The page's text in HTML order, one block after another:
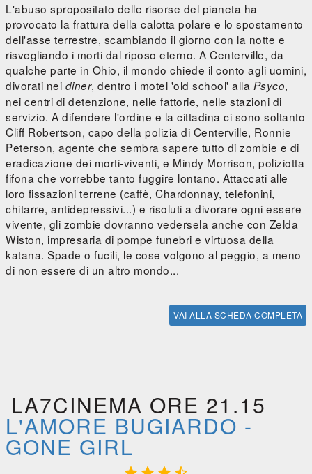
L'abuso spropositato delle risorse del pianeta ha
provocato la frattura della calotta polare e lo spostamento
dell'asse terrestre, scambiando il giorno con la notte e
risvegliando i morti dal riposo eterno. A Centerville, da
qualche parte in Ohio, il mondo chiede il conto agli uomini,
divorati nei diner, dentro i motel 'old school' alla Psyco,
nei centri di detenzione, nelle fattorie, nelle stazioni di
servizio. A difendere l'ordine e la cittadina ci sono soltanto
Cliff Robertson, capo della polizia di Centerville, Ronnie
Peterson, agente che sembra sapere tutto di zombie e di
eradicazione dei morti-viventi, e Mindy Morrison, poliziotta
fifona che vorrebbe tanto fuggire lontano. Attaccati alle
loro fissazioni terrene (caffè, Chardonnay, telefonini,
chitarre, antidepressivi...) e risoluti a divorare ogni essere
vivente, gli zombie dovranno vedersela anche con Zelda
Wiston, impresaria di pompe funebri e virtuosa della
katana. Spade o fucili, le cose volgono al peggio, a meno
di non essere di un altro mondo...
VAI ALLA SCHEDA COMPLETA
LA7CINEMA ORE 21.15
L'AMORE BUGIARDO -
GONE GIRL